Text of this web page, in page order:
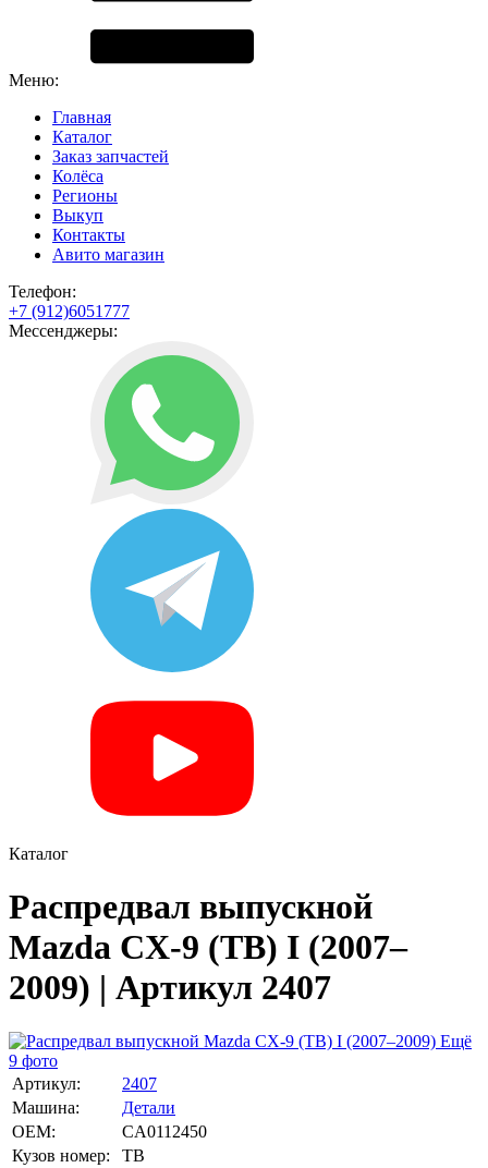
Меню:
Главная
Каталог
Заказ запчастей
Колёса
Регионы
Выкуп
Контакты
Авито магазин
Телефон:
+7 (912)6051777
Мессенджеры:
Каталог
Распредвал выпускной
Mazda CX-9 (TB) I (2007–
2009) | Артикул 2407
Ещё
9 фото
Артикул:
2407
Машина:
Детали
OEM:
CA0112450
Кузов номер:
TB